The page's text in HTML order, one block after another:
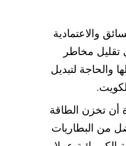
والاعتمادية
تقليل مخاطر
والحاجة لتبديل
أن تخزن الطاقة
من البطاريات